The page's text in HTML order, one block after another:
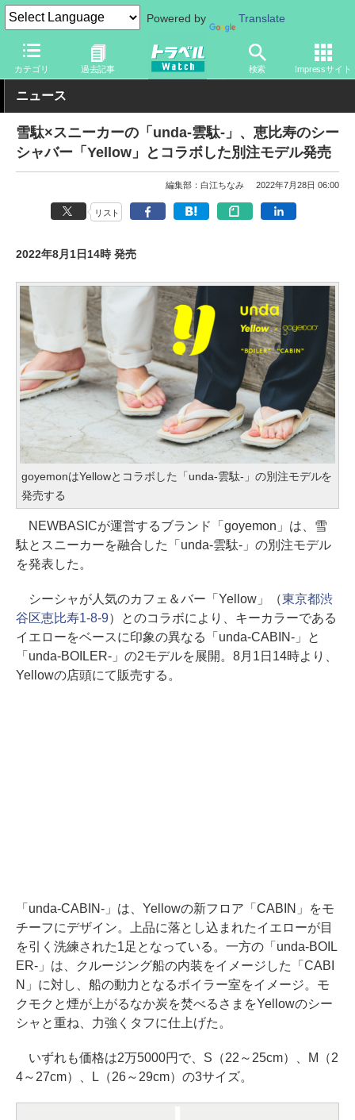
Powered by Translate
カテゴリ 過去記事 検索 Impressサイト
トラベル Watch 旅のアイテム その他
ニュース
雪駄×スニーカーの「unda-雲駄-」、恵比寿のシー
シャバー「Yellow」とコラボした別注モデル発売
編集部：白江ちなみ 2022年7月28日 06:00
リスト
2022年8月1日14時 発売
goyemonはYellowとコラボした「unda-雲駄-」の別注モデルを
発売する
NEWBASICが運営するブランド「goyemon」は、雪
駄とスニーカーを融合した「unda-雲駄-」の別注モデル
を発表した。
シーシャが人気のカフェ＆バー「Yellow」（東京都渋
谷区恵比寿1-8-9）とのコラボにより、キーカラーである
イエローをベースに印象の異なる「unda-CABIN-」と
「unda-BOILER-」の2モデルを展開。8月1日14時より、
Yellowの店頭にて販売する。
「unda-CABIN-」は、Yellowの新フロア「CABIN」をモ
チーフにデザイン。上品に落とし込まれたイエローが目
を引く洗練された1足となっている。一方の「unda-BOIL
ER-」は、クルージング船の内装をイメージした「CABI
N」に対し、船の動力となるボイラー室をイメージ。モ
クモクと煙が上がるなか炭を焚べるさまをYellowのシー
シャと重ね、力強くタフに仕上げた。
いずれも価格は2万5000円で、S（22～25cm）、M（2
4～27cm）、L（26～29cm）の3サイズ。